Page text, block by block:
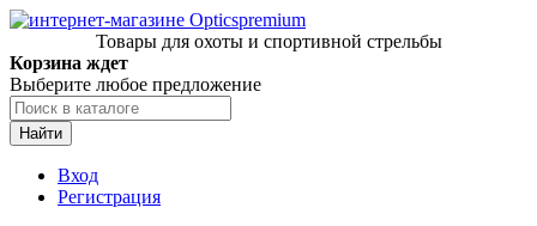
Товары для охоты и спортивной стрельбы
Корзина ждет
Выберите любое предложение
Найти
Вход
Регистрация